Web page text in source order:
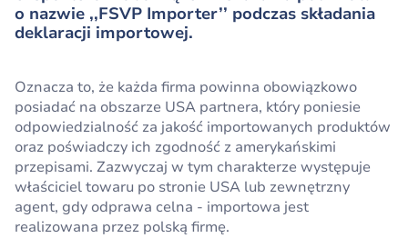
o nazwie ,,FSVP Importer’’ podczas składania
deklaracji importowej.
Oznacza to, że każda firma powinna obowiązkowo
posiadać na obszarze USA partnera, który poniesie
odpowiedzialność za jakość importowanych produktów
oraz poświadczy ich zgodność z amerykańskimi
przepisami. Zazwyczaj w tym charakterze występuje
właściciel towaru po stronie USA lub zewnętrzny
agent, gdy odprawa celna - importowa jest
realizowana przez polską firmę.